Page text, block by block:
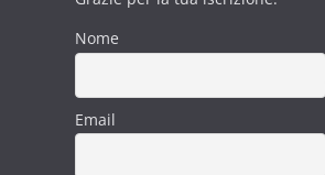
Nome
Email